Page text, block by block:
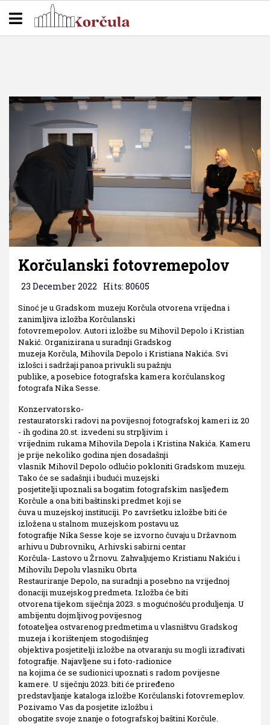
Korčulanski fotovremepolov
23 December 2022 Hits: 80605
Sinoć je u Gradskom muzeju Korčula otvorena vrijedna i
zanimljiva izložba Korčulanski
fotovremepolov. Autori izložbe su Mihovil Depolo i Kristian
Nakić. Organizirana u suradnji Gradskog
muzeja Korčula, Mihovila Depolo i Kristiana Nakića. Svi
izlošci i sadržaji panoa privukli su pažnju
publike, a posebice fotografska kamera korčulanskog
fotografa Nika Sesse.
Konzervatorsko-
restauratorski radovi na povijesnoj fotografskoj kameri iz 20
- ih godina 20.st. izvedeni su strpljivim i
vrijednim rukama Mihovila Depola i Kristina Nakića. Kameru
je prije nekoliko godina njen dosadašnji
vlasnik Mihovil Depolo odlučio pokloniti Gradskom muzeju.
Tako će se sadašnji i budući muzejski
posjetitelji upoznali sa bogatim fotografskim nasljeđem
Korčule a ona biti baštinski predmet koji se
čuva u muzejskoj instituciji. Po završetku izložbe biti će
izložena u stalnom muzejskom postavu uz
fotografije Nika Sesse koje se izvorno čuvaju u Državnom
arhivu u Dubrovniku, Arhivski sabirni centar
Korčula- Lastovo u Žrnovu. Zahvaljujemo Kristianu Nakiću i
Mihovilu Depolu vlasniku Obrta
Restauriranje Depolo, na suradnji a posebno na vrijednoj
donaciji muzejskog predmeta. Izložba će biti
otvorena tijekom siječnja 2023. s mogućnošću produljenja. U
ambijentu dojmljivog povijesnog
fotoateljea ostvarenog predmetima u vlasništvu Gradskog
muzeja i korištenjem stogodišnjeg
objektiva posjetitelji izložbe na otvaranju su mogli izrađivati
fotografije. Najavljene su i foto-radionice
na kojima će se sudionici upoznati s radom povijesne
kamere. U siječnju 2023. biti će priređeno
predstavljanje kataloga izložbe Korčulanski fotovremeplov.
Pozivamo Vas da posjetite izložbu i
obogatite svoje znanje o fotografskoj baštini Korčule.